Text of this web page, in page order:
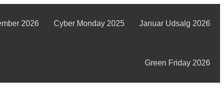
2026 Cyber Monday 2025 Januar Udsalg 2026
Green Friday 2026